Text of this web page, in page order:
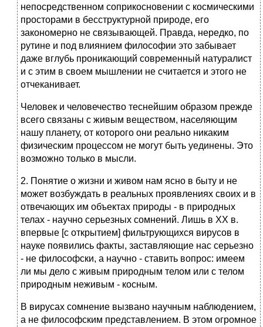
непосредственном соприкосновении с космическими
просторами в бесструктурной природе, его
закономерно не связывающей. Правда, нередко, по
рутине и под влиянием философии это забывает
даже вглубь проникающий современный натуралист
и с этим в своем мышлении не считается и этого не
отчеканивает.
Человек и человечество теснейшим образом прежде
всего связаны с живым веществом, населяющим
нашу планету, от которого они реально никаким
физическим процессом не могут быть уединены. Это
возможно только в мысли.
2. Понятие о жизни и живом нам ясно в быту и не
может возбуждать в реальных проявлениях своих и в
отвечающих им объектах природы - в природных
телах - научно серьезных сомнений. Лишь в XX в.
впервые [с открытием] фильтрующихся вирусов в
науке появились факты, заставляющие нас серьезно
- не философски, а научно - ставить вопрос: имеем
ли мы дело с живым природным телом или с телом
природным неживым - косным.
В вирусах сомнение вызвано научным наблюдением,
а не философским представлением. В этом огромное